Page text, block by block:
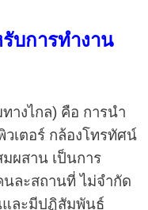
บการทำงาน
างไกล) คือ การนำ
เตอร์ กล้องโทรทัศน์
ผสาน เป็นการ
ละสถานที่ ไม่จำกัด
และมีปฏิสัมพันธ์